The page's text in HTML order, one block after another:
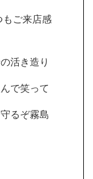
もご来店感
活き造り
で笑って
るぞ霧島